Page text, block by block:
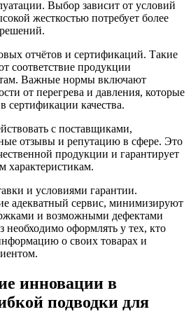
Выбор зависит от условий
жесткостью потребует более
отчётов и сертификаций. Такие
соответствие продукции
Важные нормы включают
от перегрева и давления, которые
качества.
с поставщиками,
отзывы и репутацию в сфере. Это
продукции и гарантирует
характеристикам.
и условиями гарантии.
адекватный сервис, минимизируют
и возможными дефектами
необходимо оформлять у тех, кто
о своих товарах и
инновации в
подводки для